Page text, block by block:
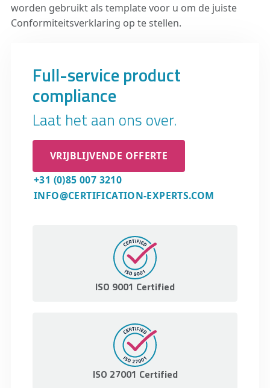
worden gebruikt als template voor u om de juiste
Conformiteitsverklaring op te stellen.
Full-service product
compliance
Laat het aan ons over.
VRIJBLIJVENDE OFFERTE
+31 (0)85 007 3210
INFO@CERTIFICATION-EXPERTS.COM
ISO 9001 Certified
ISO 27001 Certified